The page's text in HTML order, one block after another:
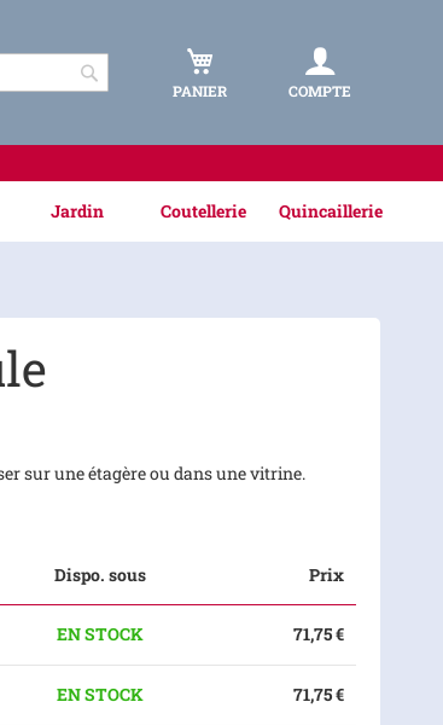
RechercherPANIER COMPTE
Jardin Coutellerie Quincaillerie
sur une étagère ou dans une vitrine.
Dispo. sous Prix
EN STOCK 71,75 €
EN STOCK 71,75 €